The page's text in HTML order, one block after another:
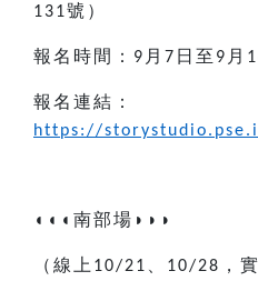
131號）
報名時間： 9 月 7 日至 9 月
報名連結：
https://
◖◖◖ 南部場 ◗◗◗
（線上 10/21 10/28 ，